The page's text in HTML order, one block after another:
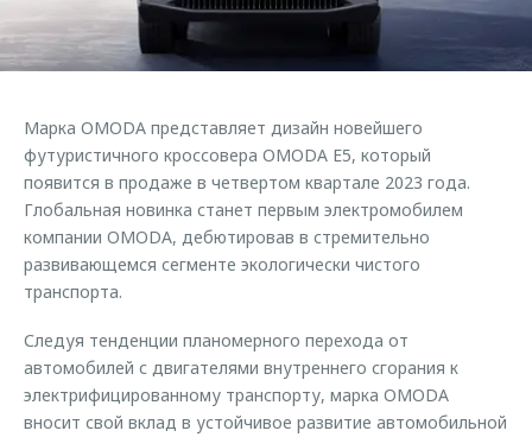
Страхование
Кредитный калькулятор
Одежда и сувениры
Оригинальные аксессуары
Запчасти
Трейд-ин
Клиентская поддержка
O&J Автоклуб
Приложение O&J
Аксессуары
Одежда и сувениры
Оригинальные аксессуары
Обратная связь
Марка OMODA представляет дизайн новейшего
футуристичного кроссовера OMODA E5, который
появится в продаже в четвертом квартале 2023 года.
Глобальная новинка станет первым электромобилем
компании OMODA, дебютировав в стремительно
развивающемся сегменте экологически чистого
транспорта.
Следуя тенденции планомерного перехода от
автомобилей с двигателями внутреннего сгорания к
электрифицированному транспорту, марка OMODA
вносит свой вклад в устойчивое развитие автомобильной